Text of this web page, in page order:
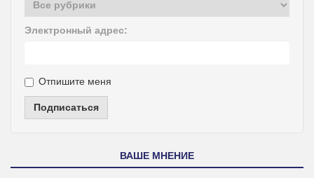
Электронный адрес:
Отпишите меня
Подписаться
ВАШЕ МНЕНИЕ